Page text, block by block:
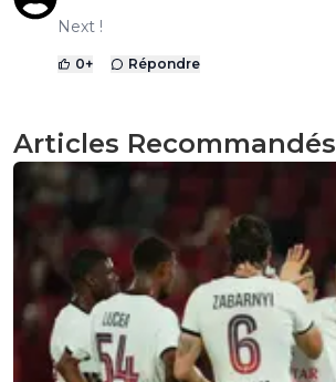
Next !
0+ Répondre
Articles Recommandés